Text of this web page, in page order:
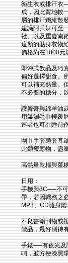
衛生衣或排汗衣
成，因此質地較
層的排汗纖維散
建議阿兵妹可至
社、以及重慶南
這類的貼身衣物
價格約在1000元
即沖式飲品及巧
偏好選擇甜食。
可以補充熱量。
不必要的糖分，
護脣膏與綿羊油
用溫濕毛巾輕覆
巡者也可在睡前
圍巾手套頭套耳
此類禦寒物，盡
高熱量乾糧與薑
日用：
手機與3C──不
帶，若因職務之
MP3、CD隨身
不良書籍刊物或
禁品，最好別持
手錶──有夜光及
哨，並方便漆黑